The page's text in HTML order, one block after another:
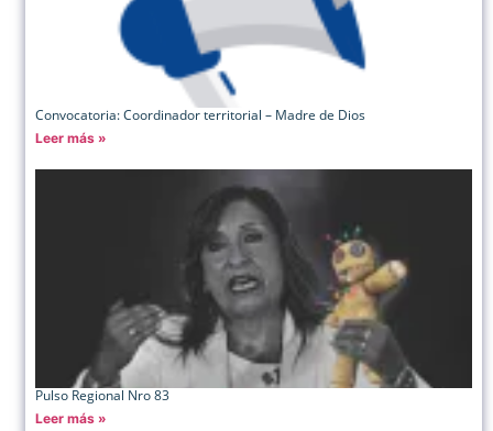
Convocatoria: Coordinador territorial – Madre de Dios
Leer más »
Pulso Regional Nro 83
Leer más »